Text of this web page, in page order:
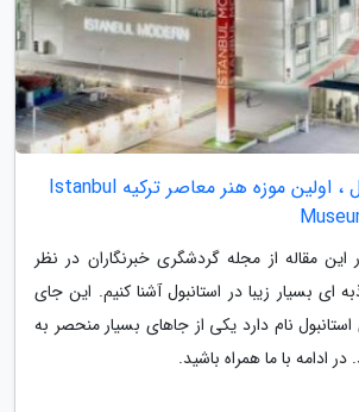
موزه مدرن استانبول ، اولین موزه هنر معاصر ترکیه Istanbul
این مقاله از مجله گردشگری خبرنگاران در نظر
ای بسیار زیبا در استانبول آشنا کنیم. این جای
نام دارد یکی از جاهای بسیار منحصر به
ادامه با ما همراه باشید.